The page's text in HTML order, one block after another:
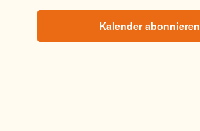
Kalender abonnieren